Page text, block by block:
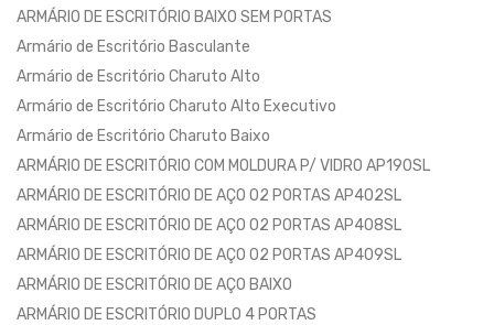
ARMÁRIO DE ESCRITÓRIO BAIXO SEM PORTAS
Armário de Escritório Basculante
Armário de Escritório Charuto Alto
Armário de Escritório Charuto Alto Executivo
Armário de Escritório Charuto Baixo
ARMÁRIO DE ESCRITÓRIO COM MOLDURA P/ VIDRO AP190SL
ARMÁRIO DE ESCRITÓRIO DE AÇO 02 PORTAS AP402SL
ARMÁRIO DE ESCRITÓRIO DE AÇO 02 PORTAS AP408SL
ARMÁRIO DE ESCRITÓRIO DE AÇO 02 PORTAS AP409SL
ARMÁRIO DE ESCRITÓRIO DE AÇO BAIXO
ARMÁRIO DE ESCRITÓRIO DUPLO 4 PORTAS